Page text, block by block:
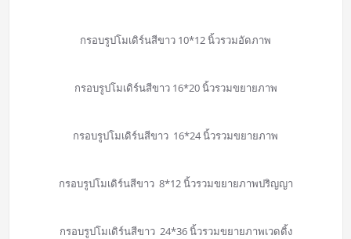
กรอบรูปโมเดิร์นสีขาว 10*12 นิ้วรวมอัดภาพ
กรอบรูปโมเดิร์นสีขาว 16*20 นิ้วรวมขยายภาพ
กรอบรูปโมเดิร์นสีขาว 16*24 นิ้วรวมขยายภาพ
กรอบรูปโมเดิร์นสีขาว 8*12 นิ้วรวมขยายภาพปริญญา
กรอบรูปโมเดิร์นสีขาว 24*36 นิ้วรวมขยายภาพเวดดิ้ง